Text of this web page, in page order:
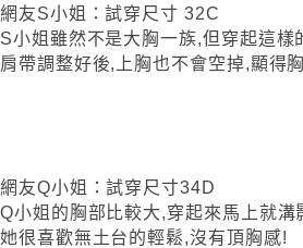
網友S小姐：試穿尺寸 32C
S小姐雖然不是大胸一族,但穿起這
肩帶調整好後,上胸也不會空掉,顯得
網友Q小姐：試穿尺寸34D
Q小姐的胸部比較大,穿起來馬上就溝
她很喜歡無土台的輕鬆,沒有頂胸感!